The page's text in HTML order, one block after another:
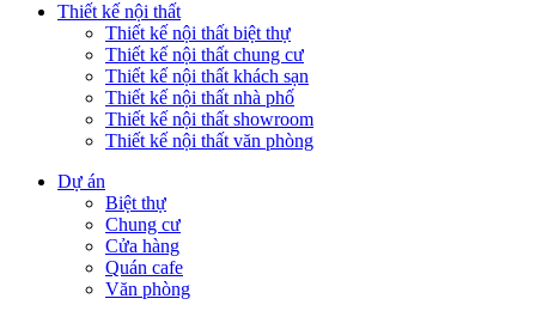
Thiết kế nội thất
Thiết kế nội thất biệt thự
Thiết kế nội thất chung cư
Thiết kế nội thất khách sạn
Thiết kế nội thất nhà phố
Thiết kế nội thất showroom
Thiết kế nội thất văn phòng
Dự án
Biệt thự
Chung cư
Cửa hàng
Quán cafe
Văn phòng